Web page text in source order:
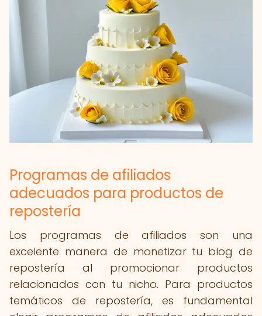
Programas de afiliados
adecuados para productos de
repostería
Los programas de afiliados son una
excelente manera de monetizar tu blog de
repostería al promocionar productos
relacionados con tu nicho. Para productos
temáticos de repostería, es fundamental